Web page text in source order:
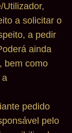
Utilizador,
a solicitar o
a pedir
ainda
bem como
pedido
pelo